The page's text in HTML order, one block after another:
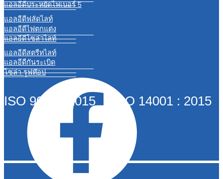
แอลอีดีประหยัดไฟเบอร์ 5
แอลอีดีฟลัดไลท์
แอลอีดีไฟตกแต่ง
แอลอีดีโซล่าไลท์
แอลอีดีสตรีทไลท์
แอลอีดีกันระเบิด
โซล่า รูฟท๊อป
ISO 9001 : 2015 ISO 14001 : 2015